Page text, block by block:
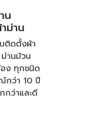
น
ม่าน
ติดตั้งผ้า
านม้วน
ง ทุกชนิด
กว่า 10 ปี
กว่าและดี